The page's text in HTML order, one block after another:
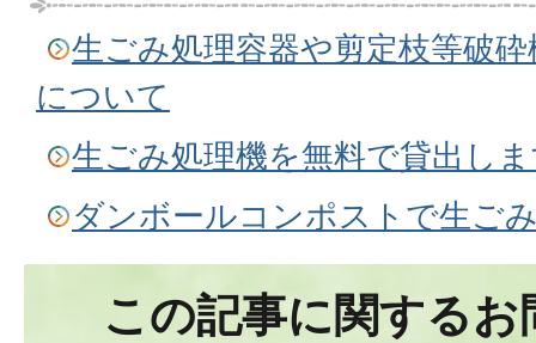
生ごみ処理容器や剪定枝等破
について
生ごみ処理機を無料で貸出し
ダンボールコンポストで生ご
この記事に関する